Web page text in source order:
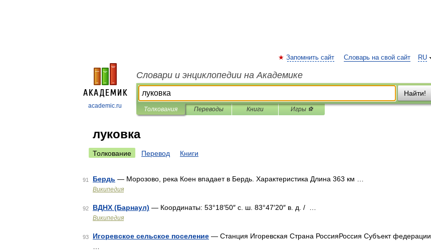
academic.ru
RU
Запомнить сайт Словарь на свой сайт
Словари и энциклопедии на Академике
Найти!
Толкования Переводы Книги Игры ⚽
луковка
Толкование Перевод Книги
91 Бердь — Морозово, река Коен впадает в Бердь. Характеристика Длина 363 км …
Википедия
92 ВДНХ (Барнаул) — Координаты: 53°18′50″ с. ш. 83°47′20″ в. д. / …
Википедия
93 Игоревское сельское поселение — Станция Игоревская Страна РоссияРоссия Субъект федерации